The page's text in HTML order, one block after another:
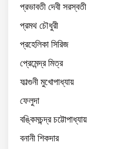
প্রভাবতী দেবী সরস্বতী
প্রমথ চৌধুরী
প্রহেলিকা সিরিজ
প্রেমেন্দ্র মিত্র
ফাল্গুনী মুখোপাধ্যায়
ফেলুদা
বঙ্কিমচন্দ্র চট্টোপাধ্যায়
বনানী শিকদার